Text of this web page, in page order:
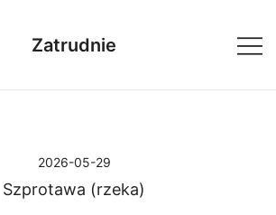
Zatrudnie
2026-05-29
Szprotawa (rzeka)